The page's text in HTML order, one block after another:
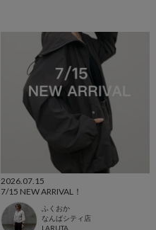
2026.07.15
7/15 NEW ARRIVAL！
ふくおか
なんばシティ店
LARUTA